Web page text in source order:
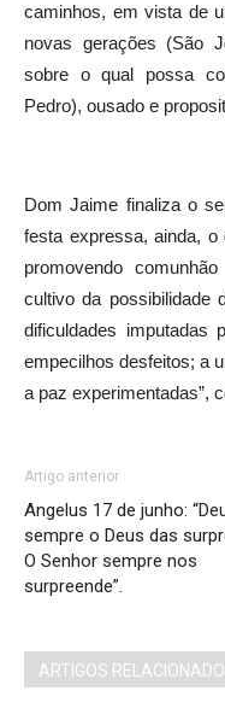
caminhos, em vista de
novas gerações (São
sobre o qual possa
Pedro), ousado e
Dom Jaime finaliza o
festa expressa, ainda, o
promovendo
cultivo da possibilidade
dificuldades imputadas
empecilhos desfeitos; a
a paz experimentadas”,
Artigo anterior
Angelus 17 de junho:
sempre o Deus das
O Senhor sempre nos
surpreende”.
ARTIGOS